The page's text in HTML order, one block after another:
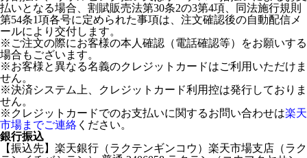
払いとなる場合、割賦販売法第30条2の3第4項、同法施行規則
第54条1項各号に定められた事項は、注文確認後の自動配信メ
ールにより交付します。
※ご注文の際にお客様の本人確認（電話確認等）をお願いする
場合もございます。
※お客様と異なる名義のクレジットカードはご利用いただけま
せん。
※決済システム上、クレジットカード利用控は発行しておりま
せん。
※クレジットカードでのお支払いに関するお問い合わせは楽天
市場までご連絡 ください。
銀行振込
【振込先】楽天銀行（ラクテンギンコウ）楽天市場支店（ラク